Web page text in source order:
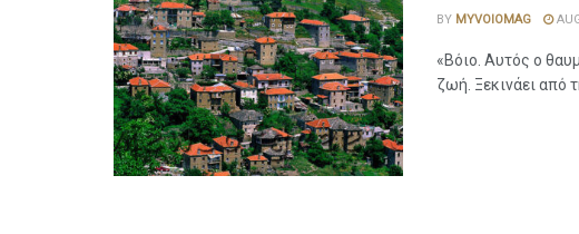
BY MYVOIOMAG
«Βόιο. Αυτός ο
ζωή. Ξεκινάει από